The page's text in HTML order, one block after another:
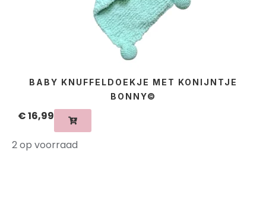
BABY KNUFFELDOEKJE MET KONIJNTJE
BONNY©
€16,99
2 op voorraad